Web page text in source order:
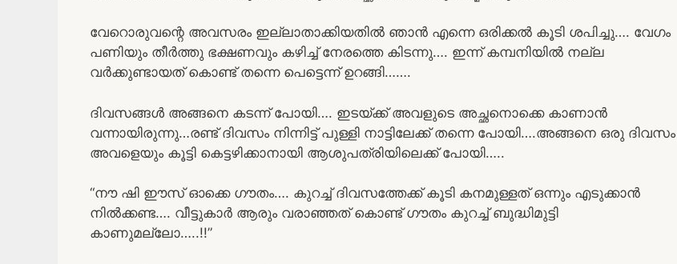
വേറൊരുവന്റെ അവസരം ഇല്ലാതാക്കിയതിൽ ഞാൻ എന്നെ ഒരിക്കൽ കൂടി ശപിച്ചു…. വേഗം
പണിയും തീർത്തു ഭക്ഷണവും കഴിച്ച് നേരത്തെ കിടന്നു…. ഇന്ന് കമ്പനിയിൽ നല്ല
വർക്കുണ്ടായത് കൊണ്ട് തന്നെ പെട്ടെന്ന് ഉറങ്ങി…….
ദിവസങ്ങൾ അങ്ങനെ കടന്ന് പോയി…. ഇടയ്ക്ക് അവളുടെ അച്ഛനൊക്കെ കാണാൻ
വന്നായിരുന്നു…രണ്ട് ദിവസം നിന്നിട്ട് പുള്ളി നാട്ടിലേക്ക് തന്നെ പോയി….അങ്ങനെ ഒരു ദിവസം
അവളെയും കൂട്ടി കെട്ടഴിക്കാനായി ആശുപത്രിയിലെക്ക് പോയി…..
“നൗ ഷി ഈസ്‌ ഓക്കെ ഗൗതം…. കുറച്ച് ദിവസത്തേക്ക് കൂടി കനമുള്ളത് ഒന്നും എടുക്കാൻ
നിൽക്കണ്ട…. വീട്ടുകാർ ആരും വരാഞ്ഞത് കൊണ്ട് ഗൗതം കുറച്ച് ബുദ്ധിമുട്ടി
കാണുമല്ലോ…..!!”